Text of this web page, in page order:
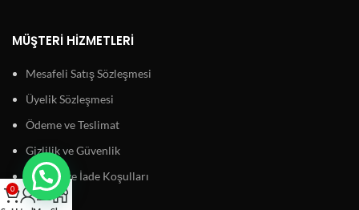
MÜŞTERI HIZMETLERI
Mesafeli Satış Sözleşmesi
Üyelik Sözleşmesi
Ödeme ve Teslimat
Gizlilik ve Güvenlik
Garanti ve İade Koşulları
0